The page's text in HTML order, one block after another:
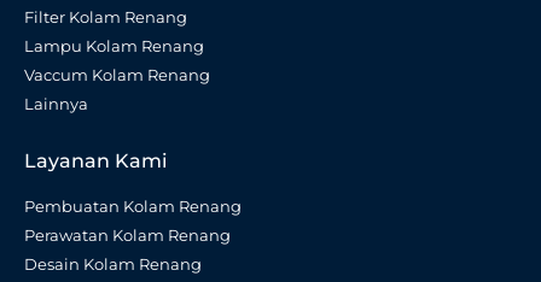
Filter Kolam Renang
Lampu Kolam Renang
Vaccum Kolam Renang
Lainnya
Layanan Kami
Pembuatan Kolam Renang
Perawatan Kolam Renang
Desain Kolam Renang